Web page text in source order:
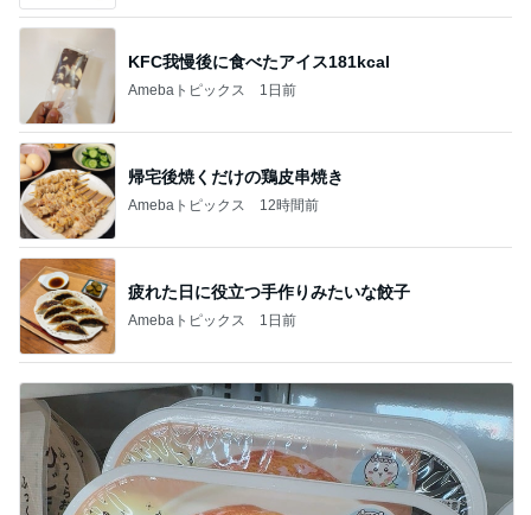
KFC我慢後に食べたアイス181kcal
Amebaトピックス 1日前
帰宅後焼くだけの鶏皮串焼き
Amebaトピックス 12時間前
疲れた日に役立つ手作りみたいな餃子
Amebaトピックス 1日前